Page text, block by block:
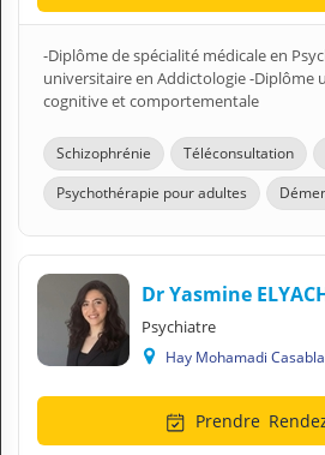
-Diplôme de spécialité médicale en
universitaire en Addictologie -Diplôme
cognitive et comportementale
Schizophrénie Téléconsultation
Psychothérapie pour adultes
Dr Yasmine
Psychiatre
Hay Mohamadi
Prendre